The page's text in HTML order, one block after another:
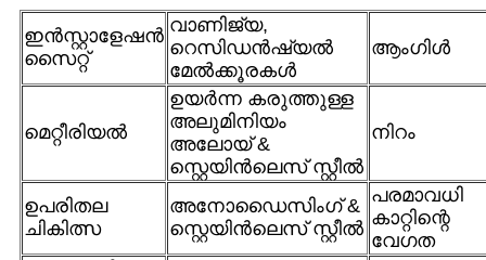
ഇൻസ്റ്റാളേഷൻ
സൈറ്റ്
വാണിജ്യ,
റെസിഡൻഷ്യൽ
മേൽക്കൂരകൾ
ആംഗിൾ
മെറ്റീരിയൽ
ഉയർന്ന കരുത്തുള്ള
അലുമിനിയം
അലോയ് &
സ്റ്റെയിൻലെസ് സ്റ്റീൽ
നിറം
ഉപരിതല
ചികിത്സ
അനോഡൈസിംഗ് &
സ്റ്റെയിൻലെസ് സ്റ്റീൽ
പരമാവധി
കാറ്റിന്റെ
വേഗത